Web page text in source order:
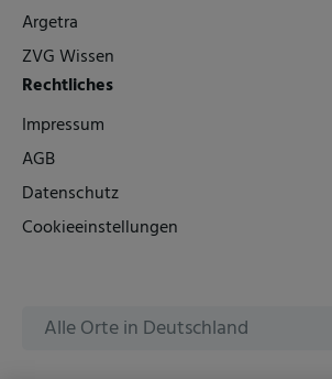
Argetra
ZVG Wissen
Rechtliches
Impressum
AGB
Datenschutz
Cookieeinstellungen
Alle Orte in Deutschland